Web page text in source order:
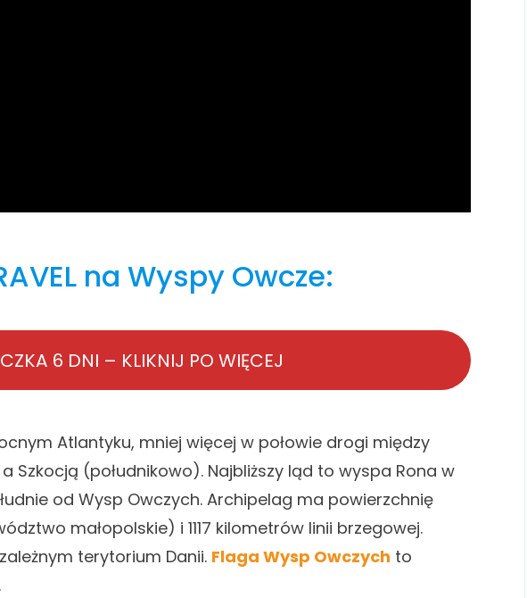
na Wyspy Owcze:
6 DNI – KLIKNIJ PO WIĘCEJ
Atlantyku, mniej więcej w połowie drogi między
Szkocją (południkowo). Najbliższy ląd to wyspa Rona w
od Wysp Owczych. Archipelag ma powierzchnię
małopolskie) i 1117 kilometrów linii brzegowej.
terytorium Danii. Flaga Wysp Owczych to